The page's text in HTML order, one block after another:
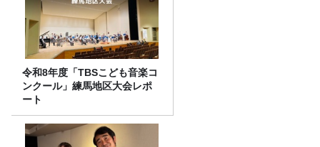
令和8年度「TBSこども音楽コ
ンクール」練馬地区大会レポ
ート